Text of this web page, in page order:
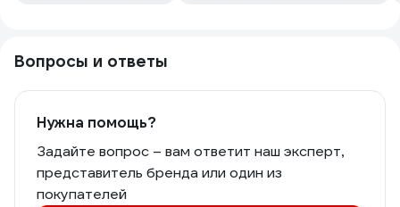
Вопросы и ответы
Нужна помощь?
Задайте вопрос – вам ответит наш эксперт,
представитель бренда или один из
покупателей